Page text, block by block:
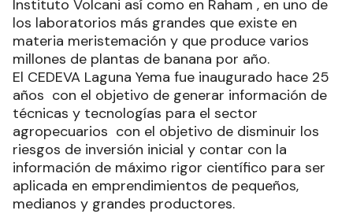
Instituto Volcani así como en Raham , en uno de
los laboratorios más grandes que existe en
materia meristemación y que produce varios
millones de plantas de banana por año.
El CEDEVA Laguna Yema fue inaugurado hace 25
años con el objetivo de generar información de
técnicas y tecnologías para el sector
agropecuarios con el objetivo de disminuir los
riesgos de inversión inicial y contar con la
información de máximo rigor científico para ser
aplicada en emprendimientos de pequeños,
medianos y grandes productores.